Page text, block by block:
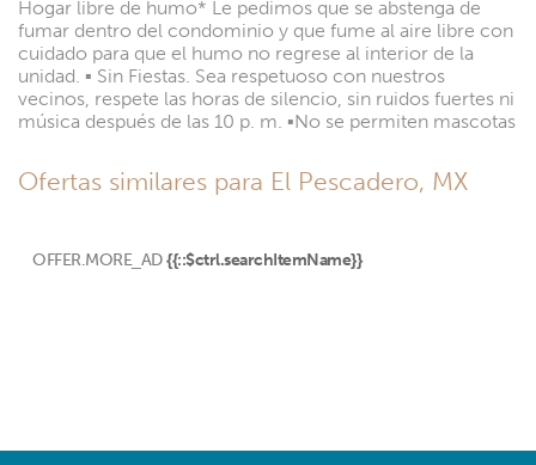
Hogar libre de humo* Le pedimos que se abstenga de
fumar dentro del condominio y que fume al aire libre con
cuidado para que el humo no regrese al interior de la
unidad. ▪︎ Sin Fiestas. Sea respetuoso con nuestros
vecinos, respete las horas de silencio, sin ruidos fuertes ni
música después de las 10 p. m. ▪︎No se permiten mascotas
Ofertas similares para El Pescadero, MX
OFFER.MORE_AD {{::$ctrl.searchItemName}}